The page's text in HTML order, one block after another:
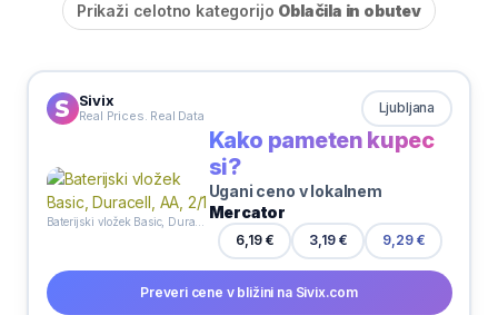
Prikaži celotno kategorijo Oblačila in obutev
Sivix
Real Prices. Real Data Ljubljana
Kako pameten kupec
si?
Ugani ceno v lokalnem
Mercator
6,19 € 3,19 € 9,29 €
Preveri cene v bližini na Sivix.com